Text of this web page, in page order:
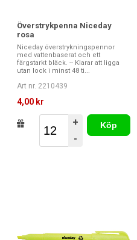
Överstrykpenna Niceday
rosa
Niceday överstrykningspennor
med vattenbaserat och ett
färgstarkt bläck. -- Klarar att ligga
utan lock i minst 48 ti...
Art nr. 2210439
4,00 kr
+
-
Köp